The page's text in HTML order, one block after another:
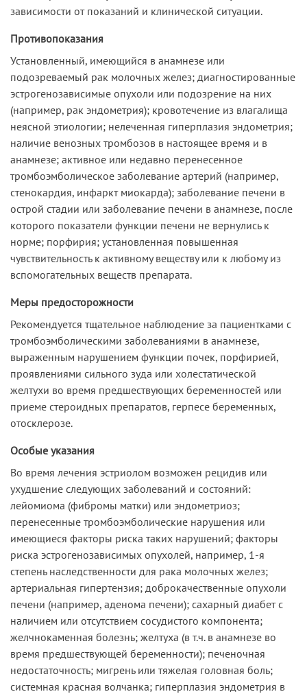
зависимости от показаний и клинической ситуации.
Противопоказания
Установленный, имеющийся в анамнезе или
подозреваемый рак молочных желез; диагностированные
эстрогенозависимые опухоли или подозрение на них
(например, рак эндометрия); кровотечение из влагалища
неясной этиологии; нелеченная гиперплазия эндометрия;
наличие венозных тромбозов в настоящее время и в
анамнезе; активное или недавно перенесенное
тромбоэмболическое заболевание артерий (например,
стенокардия, инфаркт миокарда); заболевание печени в
острой стадии или заболевание печени в анамнезе, после
которого показатели функции печени не вернулись к
норме; порфирия; установленная повышенная
чувствительность к активному веществу или к любому из
вспомогательных веществ препарата.
Меры предосторожности
Рекомендуется тщательное наблюдение за пациентками с
тромбоэмболическими заболеваниями в анамнезе,
выраженным нарушением функции почек, порфирией,
проявлениями сильного зуда или холестатической
желтухи во время предшествующих беременностей или
приеме стероидных препаратов, герпесе беременных,
отосклерозе.
Особые указания
Во время лечения эстриолом возможен рецидив или
ухудшение следующих заболеваний и состояний:
лейомиома (фибромы матки) или эндометриоз;
перенесенные тромбоэмболические нарушения или
имеющиеся факторы риска таких нарушений; факторы
риска эстрогенозависимых опухолей, например, 1-я
степень наследственности для рака молочных желез;
артериальная гипертензия; доброкачественные опухоли
печени (например, аденома печени); сахарный диабет с
наличием или отсутствием сосудистого компонента;
желчнокаменная болезнь; желтуха (в т.ч. в анамнезе во
время предшествующей беременности); печеночная
недостаточность; мигрень или тяжелая головная боль;
системная красная волчанка; гиперплазия эндометрия в